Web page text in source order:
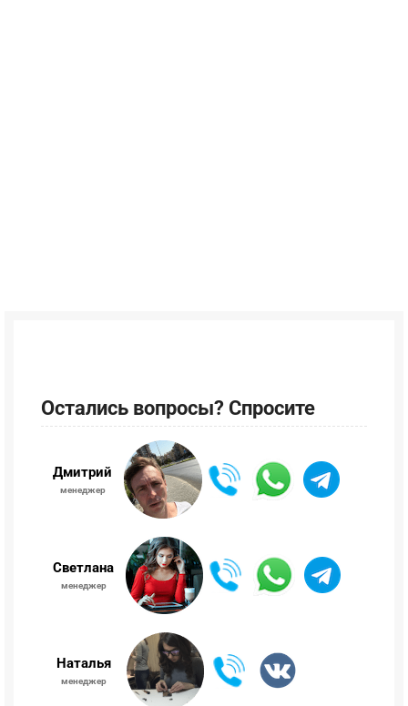
Остались вопросы? Спросите
Дмитрий
менеджер
Светлана
менеджер
Наталья
менеджер